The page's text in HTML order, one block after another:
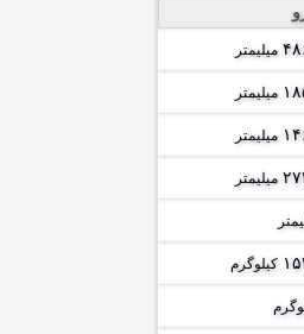
میلیمتر
میلیمتر
میلیمتر
میلیمتر
کیلوگرم